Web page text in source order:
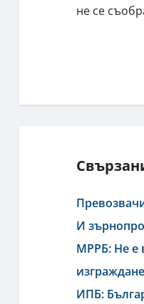
не се
И
МРРБ: Не е
ИПБ: